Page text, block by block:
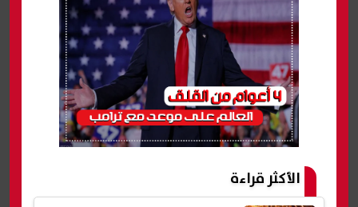
الأكثر قراءة